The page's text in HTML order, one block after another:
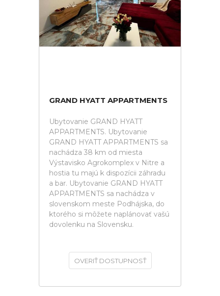
GRAND HYATT APPARTMENTS
Ubytovanie GRAND HYATT
APPARTMENTS. Ubytovanie
GRAND HYATT APPARTMENTS sa
nachádza 38 km od miesta
Výstavisko Agrokomplex v Nitre a
hostia tu majú k dispozícii záhradu
a bar. Ubytovanie GRAND HYATT
APPARTMENTS sa nachádza v
slovenskom meste Podhájska, do
ktorého si môžete naplánovať vašú
dovolenku na Slovensku.
OVERIŤ DOSTUPNOSŤ